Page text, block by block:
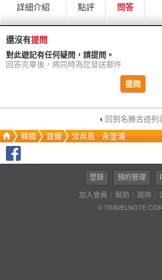
詳細介紹 點評 問答
還沒有提問
對此遊記有任何疑問，請提問。
回答完畢後，將同時為您發送郵件
提問
回到名勝古迹列
韓國
首爾
汝矣島ㆍ永登浦
登錄 預約管理
加入會員 幫助 諮詢
© TRAVELNOTE